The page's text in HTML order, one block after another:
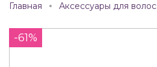
Главная Аксессуары для волос
-61%